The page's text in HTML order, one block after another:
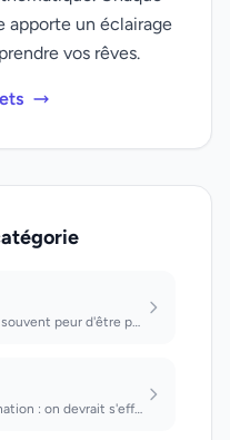
apporte un éclairage
vos rêves.
Instinct de dissimulation, souvent peur d'être percé à jour ou démasqué.
Que l'on obtient par calcination : on devrait s'efforcer de mieux se conduire da...